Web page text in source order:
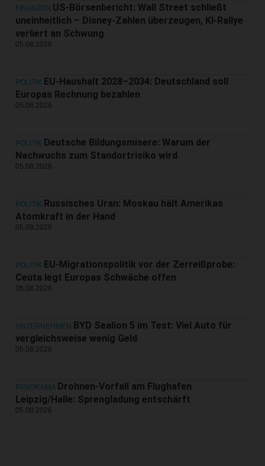
FINANZEN US-Börsenbericht: Wall Street schließt
uneinheitlich – Disney-Zahlen überzeugen, KI-Rallye
verliert an Schwung
05.08.2026
POLITIK EU-Haushalt 2028–2034: Deutschland soll
Europas Rechnung bezahlen
05.08.2026
POLITIK Deutsche Bildungsmisere: Warum der
Nachwuchs zum Standortrisiko wird
05.08.2026
POLITIK Russisches Uran: Moskau hält Amerikas
Atomkraft in der Hand
05.08.2026
POLITIK EU-Migrationspolitik vor der Zerreißprobe:
Ceuta legt Europas Schwäche offen
05.08.2026
UNTERNEHMEN
BYD Sealion 5 im Test: Viel Auto für
vergleichsweise wenig Geld
05.08.2026
PANORAMA Drohnen-Vorfall am Flughafen
Leipzig/Halle: Sprengladung entschärft
05.08.2026